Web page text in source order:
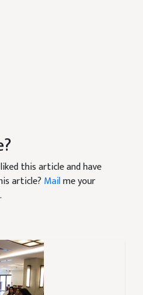
this article and have
article? Mailme your